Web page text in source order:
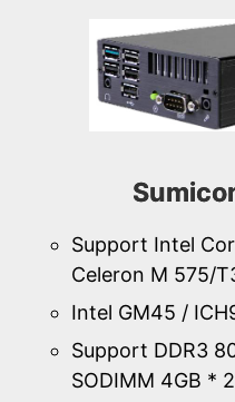
Support Intel
Celeron M 575/
Intel GM45 /
Support DDR3
SODIMM 4GB * 2